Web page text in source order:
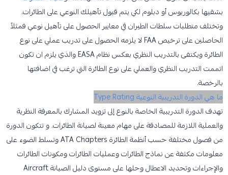
بشقيها بكالوريوس أو دبلوم لكي يتم قبول تأهيلك النوعي على الطائرات.
وتختلف متطلبات سلطات الطيران في معايير الحصول على تأهيل نوعي فمثلاً
الحاصلين على ترخيص FAA لا يلزمه الحصول على تدريب عملي على نوع
الطائرة ويكتفى بالتدريب النظري بعكس نظام EASA والذي يلزم ان تكون
اتممت التدريب النظري والعملي على نوع الطائرة التي ترغب في اضافتها
بالرخصة.
ما هي الدورة التدريبية النوعية Type Rating
تهدف الدورة التدريبية الخاصة بالنوع إلى تزويد المشارك بالمعرفة النظرية
والعملية اللازمة للمصادقة على مهام معينة لصيانة الطائرات. و تتكون الدورة
من فصول مختلفة حسب أنظمة الطائرة ATA Chapters وتسلط الضوء على
معلومات مكثفة عن نماذج الطائرات وعمليات الطائرات ومكونات الطائرات
والإجراءات وتحديد الاعطال وحلها على مستوى دليل الصيانة Aircraft